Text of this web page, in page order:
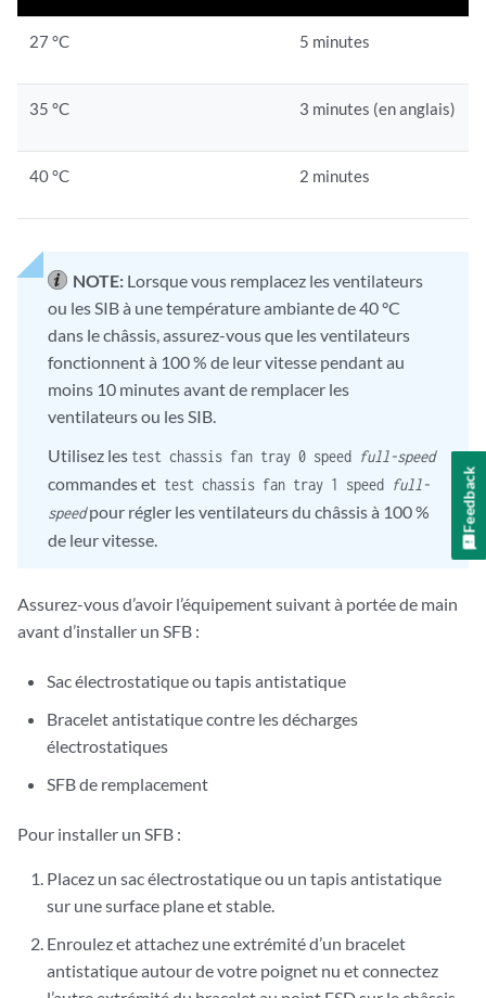
27 °C 5 minutes
35 °C 3 minutes (en anglais)
40 °C 2 minutes
NOTE: Lorsque vous remplacez les ventilateurs
ou les SIB à une température ambiante de 40 °C
dans le châssis, assurez-vous que les ventilateurs
fonctionnent à 100 % de leur vitesse pendant au
moins 10 minutes avant de remplacer les
ventilateurs ou les SIB.
Utilisez les test chassis fan tray 0 speed full-speed
commandes et test chassis fan tray 1 speed full-
speedpour régler les ventilateurs du châssis à 100 %
de leur vitesse.
Assurez-vous d’avoir l’équipement suivant à portée de main
avant d’installer un SFB :
Sac électrostatique ou tapis antistatique
Bracelet antistatique contre les décharges
électrostatiques
SFB de remplacement
Pour installer un SFB :
Placez un sac électrostatique ou un tapis antistatique
sur une surface plane et stable.
Enroulez et attachez une extrémité d’un bracelet
antistatique autour de votre poignet nu et connectez
Feedback